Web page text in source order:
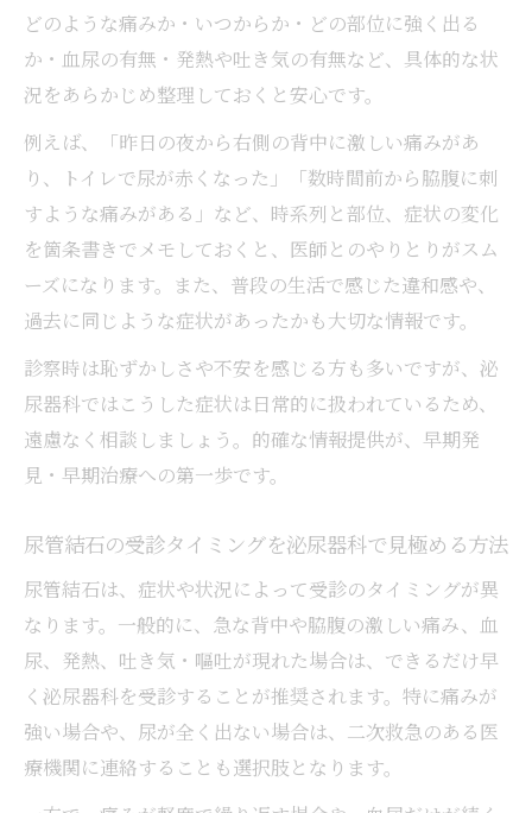
どのような痛みか・いつからか・どの部位に強く出る
か・血尿の有無・発熱や吐き気の有無など、具体的な状
況をあらかじめ整理しておくと安心です。
例えば、「昨日の夜から右側の背中に激しい痛みがあ
り、トイレで尿が赤くなった」「数時間前から脇腹に刺
すような痛みがある」など、時系列と部位、症状の変化
を箇条書きでメモしておくと、医師とのやりとりがスム
ーズになります。また、普段の生活で感じた違和感や、
過去に同じような症状があったかも大切な情報です。
診察時は恥ずかしさや不安を感じる方も多いですが、泌
尿器科ではこうした症状は日常的に扱われているため、
遠慮なく相談しましょう。的確な情報提供が、早期発
見・早期治療への第一歩です。
尿管結石の受診タイミングを泌尿器科で見極める方法
尿管結石は、症状や状況によって受診のタイミングが異
なります。一般的に、急な背中や脇腹の激しい痛み、血
尿、発熱、吐き気・嘔吐が現れた場合は、できるだけ早
く泌尿器科を受診することが推奨されます。特に痛みが
強い場合や、尿が全く出ない場合は、二次救急のある医
療機関に連絡することも選択肢となります。